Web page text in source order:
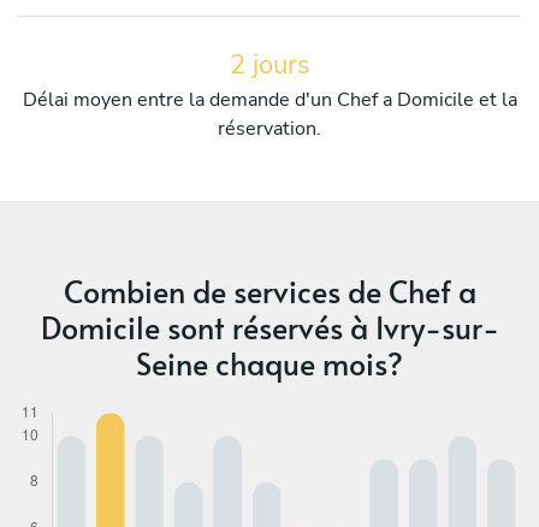
2 jours
Délai moyen entre la demande d'un Chef a Domicile et la
réservation.
Combien de services de Chef a
Domicile sont réservés à Ivry-sur-
Seine chaque mois?